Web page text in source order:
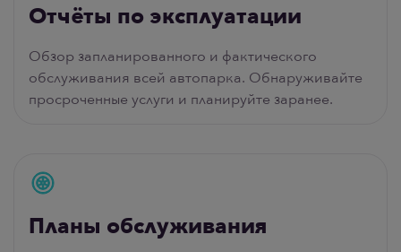
Отчёты по эксплуатации
Обзор запланированного и фактического
обслуживания всей автопарка. Обнаруживайте
просроченные услуги и планируйте заранее.
Планы обслуживания